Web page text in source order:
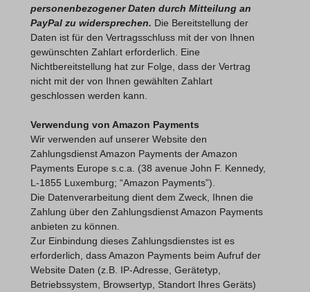
personenbezogener Daten durch Mitteilung an
PayPal zu widersprechen. Die Bereitstellung der
Daten ist für den Vertragsschluss mit der von Ihnen
gewünschten Zahlart erforderlich. Eine
Nichtbereitstellung hat zur Folge, dass der Vertrag
nicht mit der von Ihnen gewählten Zahlart
geschlossen werden kann.
Verwendung von Amazon Payments
Wir verwenden auf unserer Website den
Zahlungsdienst Amazon Payments der Amazon
Payments Europe s.c.a. (38 avenue John F. Kennedy,
L-1855 Luxemburg; “Amazon Payments”).
Die Datenverarbeitung dient dem Zweck, Ihnen die
Zahlung über den Zahlungsdienst Amazon Payments
anbieten zu können.
Zur Einbindung dieses Zahlungsdienstes ist es
erforderlich, dass Amazon Payments beim Aufruf der
Website Daten (z.B. IP-Adresse, Gerätetyp,
Betriebssystem, Browsertyp, Standort Ihres Geräts)